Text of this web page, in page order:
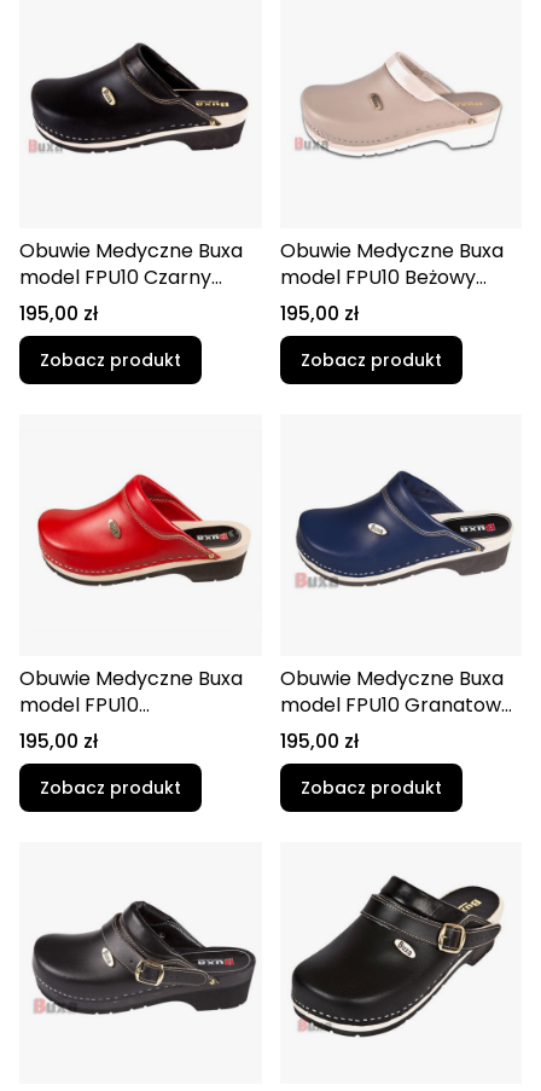
Obuwie Medyczne Buxa
model FPU10 Czarny
Supercomfort
Cena
195,00 zł
Zobacz produkt
Obuwie Medyczne Buxa
model FPU10 Beżowy
Supercomfort
Cena
195,00 zł
Zobacz produkt
Obuwie Medyczne Buxa
model FPU10
Czerwony/czarna guma
Supercomfort
Cena
195,00 zł
Zobacz produkt
Obuwie Medyczne Buxa
model FPU10 Granatowy
Supercomfort
Cena
195,00 zł
Zobacz produkt